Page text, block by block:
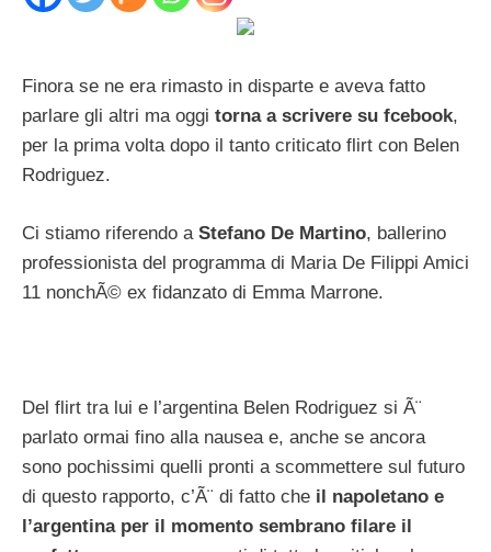
Finora se ne era rimasto in disparte e aveva fatto
parlare gli altri ma oggi torna a scrivere su fcebook,
per la prima volta dopo il tanto criticato flirt con Belen
Rodriguez.
Ci stiamo riferendo a Stefano De Martino, ballerino
professionista del programma di Maria De Filippi Amici
11 nonchÃ© ex fidanzato di Emma Marrone.
Del flirt tra lui e l’argentina Belen Rodriguez si Ã¨
parlato ormai fino alla nausea e, anche se ancora
sono pochissimi quelli pronti a scommettere sul futuro
di questo rapporto, c’Ã¨ di fatto che il napoletano e
l’argentina per il momento sembrano filare il